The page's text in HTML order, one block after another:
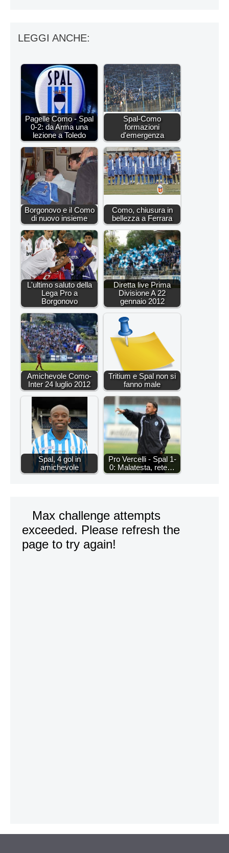
LEGGI ANCHE:
Pagelle Como - Spal
0-2: da Arma una
lezione a Toledo
Spal-Como
formazioni
d'emergenza
Borgonovo e il Como
di nuovo insieme
Como, chiusura in
bellezza a Ferrara
L'ultimo saluto della
Lega Pro a
Borgonovo
Diretta live Prima
Divisione A 22
gennaio 2012
Amichevole Como-
Inter 24 luglio 2012
Tritium e Spal non si
fanno male
Spal, 4 gol in
amichevole
Pro Vercelli - Spal 1-
0: Malatesta, rete…